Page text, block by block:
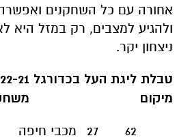
אחורה עם כל השחקנים
ולהגיע למצבים, רק במזל היא
ניצחון יקר.
טבלת ליגת העל בכדורגל 2022-21
מיקום
62
27 מכבי חיפה